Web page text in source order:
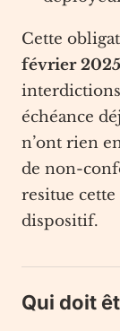
Cette
février 2025
interdictions
échéance
n’ont rien
de non-
resitue cette
dispositif.
Qui doit